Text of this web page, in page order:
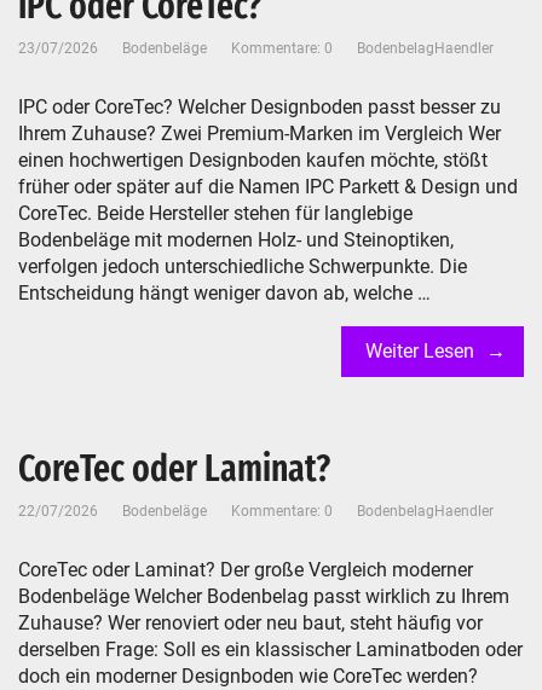
23/07/2026 Bodenbeläge Kommentare: 0 BodenbelagHaendler
IPC oder CoreTec? Welcher Designboden passt besser zu
Ihrem Zuhause? Zwei Premium-Marken im Vergleich Wer
einen hochwertigen Designboden kaufen möchte, stößt
früher oder später auf die Namen IPC Parkett & Design und
CoreTec. Beide Hersteller stehen für langlebige
Bodenbeläge mit modernen Holz- und Steinoptiken,
verfolgen jedoch unterschiedliche Schwerpunkte. Die
Entscheidung hängt weniger davon ab, welche …
Weiter Lesen
CoreTec oder Laminat?
22/07/2026 Bodenbeläge Kommentare: 0 BodenbelagHaendler
CoreTec oder Laminat? Der große Vergleich moderner
Bodenbeläge Welcher Bodenbelag passt wirklich zu Ihrem
Zuhause? Wer renoviert oder neu baut, steht häufig vor
derselben Frage: Soll es ein klassischer Laminatboden oder
doch ein moderner Designboden wie CoreTec werden?